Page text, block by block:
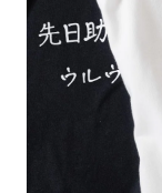
したサイ
どについ
20ｍｍ
ください）
当社の既
テキストや
むことがで
名などをご
がバッチリ
定がなけれ
の方向性に
ますので、
り反転した
れるデザイ
その辺を参
ハトメ加工
ハトメ（鳩
を補強する
側にロープ
ハトメ加工
ハトメ（鳩
を補強する
側にロープ
しやすい生地